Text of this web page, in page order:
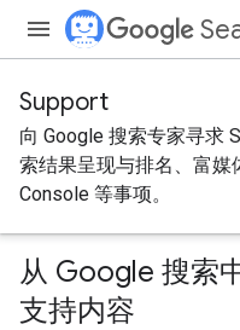
Support
向 Google 搜索专家寻求
索结果呈现与排名、富媒
Console 等事项。
从 Google 搜索
支持内容